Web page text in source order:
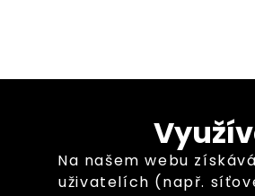
Na našem webu
uživatelích (např.